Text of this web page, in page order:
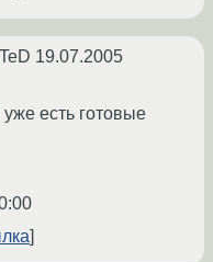
19.07.2005
есть готовые